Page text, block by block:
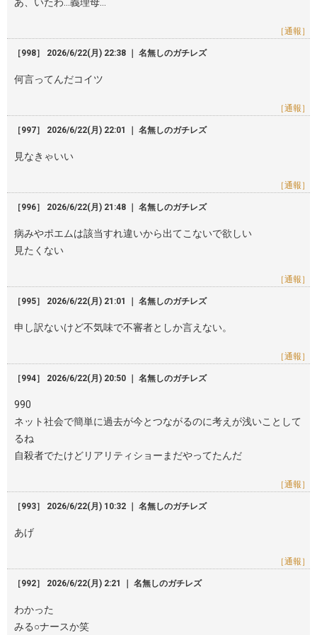
あ、いたわ…義理母…
［通報］
［998］ 2026/6/22(月) 22:38 ｜ 名無しのガチレズ
何言ってんだコイツ
［通報］
［997］ 2026/6/22(月) 22:01 ｜ 名無しのガチレズ
見なきゃいい
［通報］
［996］ 2026/6/22(月) 21:48 ｜ 名無しのガチレズ
病みやポエムは該当すれ違いから出てこないで欲しい
見たくない
［通報］
［995］ 2026/6/22(月) 21:01 ｜ 名無しのガチレズ
申し訳ないけど不気味で不審者としか言えない。
［通報］
［994］ 2026/6/22(月) 20:50 ｜ 名無しのガチレズ
990
ネット社会で簡単に過去が今とつながるのに考えが浅いことして
るね
自殺者でたけどリアリティショーまだやってたんだ
［通報］
［993］ 2026/6/22(月) 10:32 ｜ 名無しのガチレズ
あげ
［通報］
［992］ 2026/6/22(月) 2:21 ｜ 名無しのガチレズ
わかった
みる○ナースか笑